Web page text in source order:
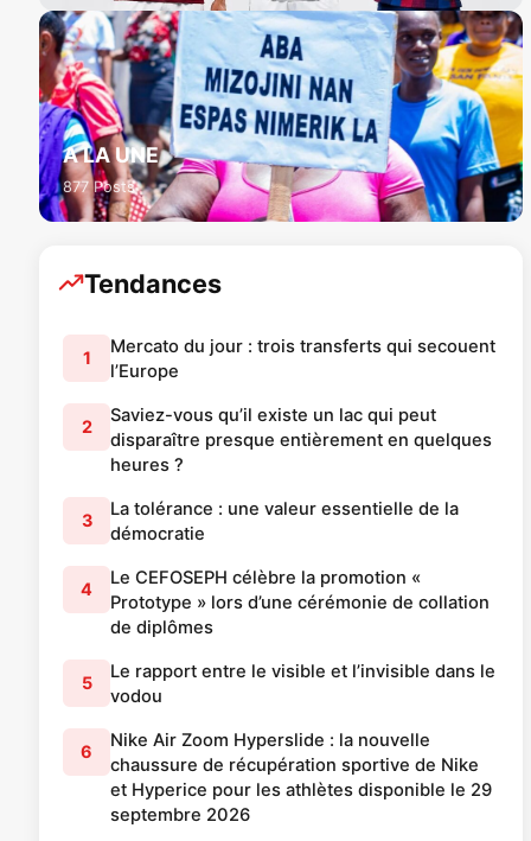
A LA UNE
877 Posts
Tendances
1
Mercato du jour : trois transferts qui secouent
l’Europe
2
Saviez-vous qu’il existe un lac qui peut
disparaître presque entièrement en quelques
heures ?
3
La tolérance : une valeur essentielle de la
démocratie
4
Le CEFOSEPH célèbre la promotion «
Prototype » lors d’une cérémonie de collation
de diplômes
5
Le rapport entre le visible et l’invisible dans le
vodou
6
Nike Air Zoom Hyperslide : la nouvelle
chaussure de récupération sportive de Nike
et Hyperice pour les athlètes disponible le 29
septembre 2026